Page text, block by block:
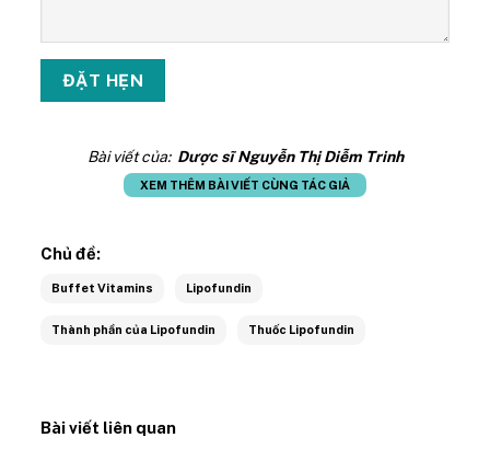
Bài viết của: Dược sĩ Nguyễn Thị Diễm Trinh
XEM THÊM BÀI VIẾT CÙNG TÁC GIẢ
Chủ đề:
Buffet Vitamins Lipofundin
Thành phần của Lipofundin Thuốc Lipofundin
Bài viết liên quan